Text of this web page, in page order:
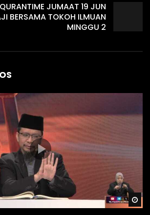
JUMAAT 19 JUN
BERSAMA TOKOH ILMUAN
MINGGU 2